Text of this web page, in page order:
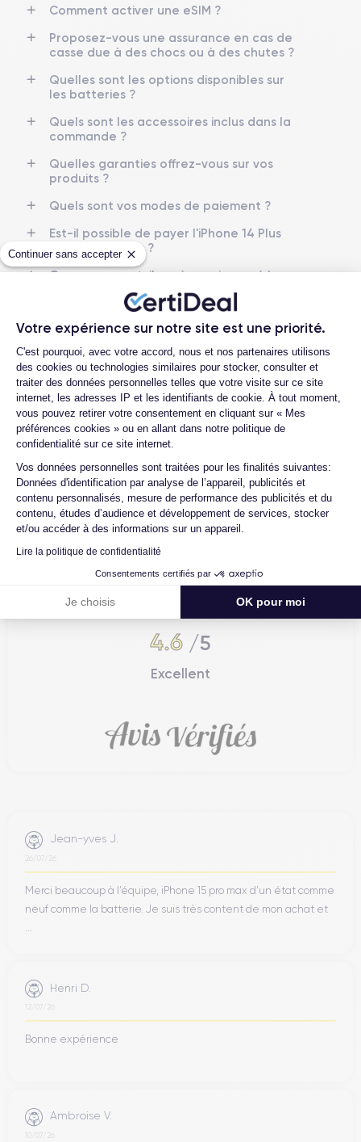
Continuer sans accepter
Votre expérience sur notre site est une priorité.
Plateforme de Gestion du
C'est pourquoi, avec votre accord, nous et nos partenaires utilisons
des cookies ou technologies similaires pour stocker, consulter et
traiter des données personnelles telles que votre visite sur ce site
internet, les adresses IP et les identifiants de cookie. À tout moment,
vous pouvez retirer votre consentement en cliquant sur « Mes
préférences cookies » ou en allant dans notre politique de
confidentialité sur ce site internet.
Vos données personnelles sont traitées pour les finalités suivantes:
Données d'identification par analyse de l’appareil, publicités et
contenu personnalisés, mesure de performance des publicités et du
contenu, études d’audience et développement de services, stocker
et/ou accéder à des informations sur un appareil.
Lire la politique de confidentialité
Consentements certifiés par
Je choisis OK pour moi
Axeptio consent
Écran Résolution écran
6 Go 128,256 ,512, Go
Nom CPU Nombre de cœurs
Nom GPU
GPU 5-core
Fréq. processeur
12 Mpx 12 Mpx
Résolution vidéo Recharge rapide
Batterie
4325 mAh
Type de SIM
eSIM
Réseau mobile
5G
Débloqué
Oui, tous opérateurs
Pour découvrir en détail les caractéristiques de ce smartphone,
vous pouvez consulter la fiche technique de l'iPhone 14 Plus.
Comment activer une eSIM ?
Proposez-vous une assurance en cas de
casse due à des chocs ou à des chutes ?
Quelles sont les options disponibles sur
les batteries ?
Quels sont les accessoires inclus dans la
commande ?
Quelles garanties offrez-vous sur vos
produits ?
Quels sont vos modes de paiement ?
Est-il possible de payer l'iPhone 14 Plus
en plusieurs fois ?
Que se passe-t-il après avoir passé la
l'expédition ?
Que se passe-t-il si je change d'avis
après avoir acheté/reçu le produit ?
Comment demander un retour ?
Comment contacter le service client ?
SIM et une eSIM ?
Certideal est en tête des sites de
reconditionnement.
4.6 /5
Excellent
Jean-yves J.
26/07/26
Merci beaucoup à l’équipe, iPhone 15 pro max d’un état comme
neuf comme la batterie. Je suis très content de mon achat et
Henri D.
12/07/26
Bonne expérience
Ambroise V.
10/07/26